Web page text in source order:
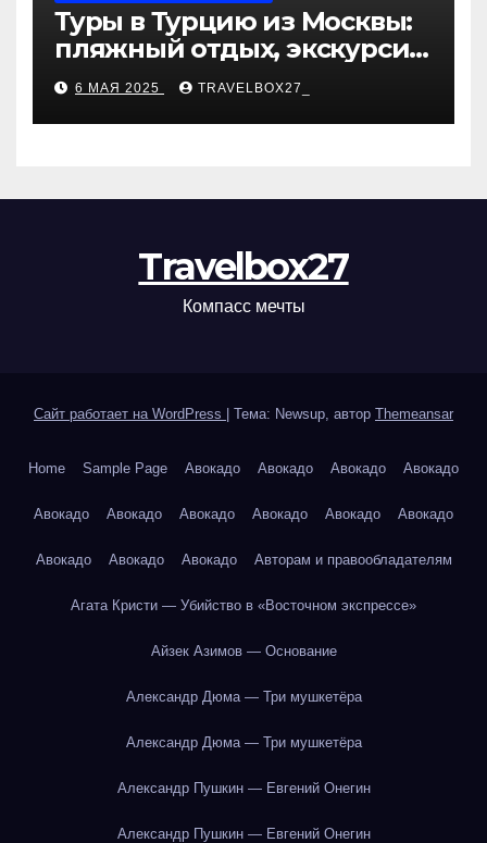
Туры в Турцию из Москвы:
пляжный отдых, экскурсии
и лучшие курорты
6 МАЯ 2025 TRAVELBOX27_
Travelbox27
Компасс мечты
Сайт работает на WordPress Тема: Newsup, автор Themeansar
Home Sample Page Авокадо Авокадо Авокадо Авокадо
Авокадо Авокадо Авокадо Авокадо Авокадо Авокадо
Авокадо Авокадо Авокадо Авторам и правообладателям
Агата Кристи — Убийство в «Восточном экспрессе»
Айзек Азимов — Основание
Александр Дюма — Три мушкетёра
Александр Дюма — Три мушкетёра
Александр Пушкин — Евгений Онегин
Александр Пушкин — Евгений Онегин